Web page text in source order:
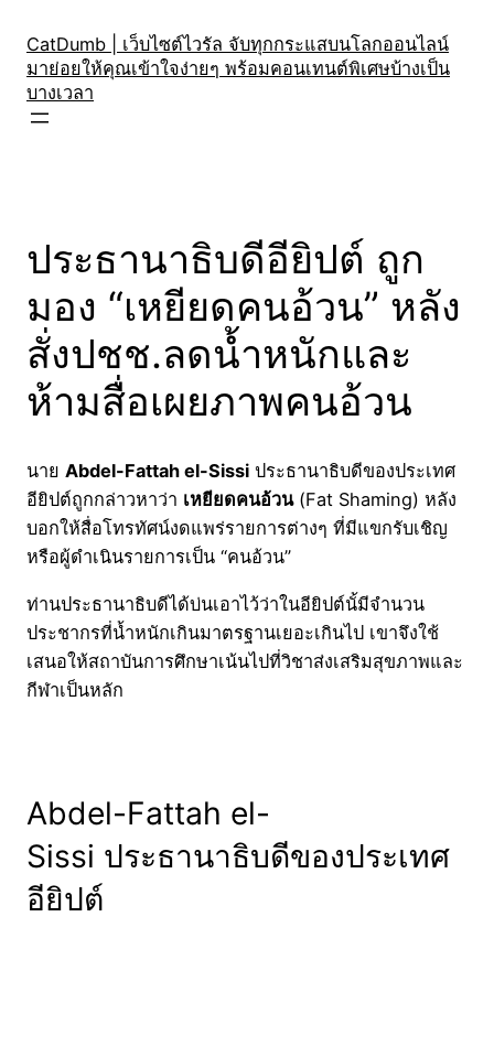
content
CatDumb | เว็บไซต์ไวรัล จับทุกกระแสบนโลกออนไลน์
มาย่อยให้คุณเข้าใจง่ายๆ พร้อมคอนเทนต์พิเศษบ้างเป็น
บางเวลา
ประธานาธิบดีอียิปต์ ถูก
มอง “เหยียดคนอ้วน” หลัง
สั่งปชช.ลดน้ำหนักและ
ห้ามสื่อเผยภาพคนอ้วน
นาย Abdel-Fattah el-Sissi ประธานาธิบดีของประเทศ
อียิปต์ถูกกล่าวหาว่า เหยียดคนอ้วน(Fat Shaming) หลัง
บอกให้สื่อโทรทัศน์งดแพร่รายการต่างๆ ที่มีแขกรับเชิญ
หรือผู้ดำเนินรายการเป็น “คนอ้วน”
ท่านประธานาธิบดีได้บ่นเอาไว้ว่าในอียิปต์นั้มีจำนวน
ประชากรที่น้ำหนักเกินมาตรฐานเยอะเกินไป เขาจึงใช้
เสนอให้สถาบันการศึกษาเน้นไปที่วิชาส่งเสริมสุขภาพและ
กีฬาเป็นหลัก
Abdel-Fattah el-
Sissi ประธานาธิบดีของประเทศ
อียิปต์